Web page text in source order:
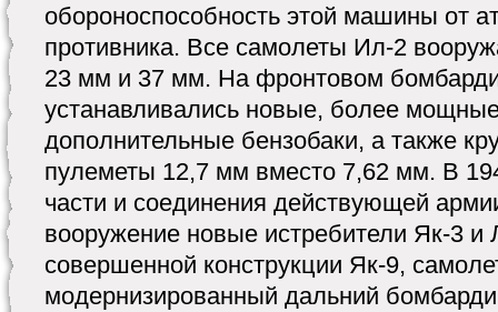
обороноспособность этой машины от
противника. Все самолеты Ил-2
23 мм и 37 мм. На фронтовом
устанавливались новые, более
дополнительные бензобаки, а также
пулеметы 12,7 мм вместо 7,62 мм. В
части и соединения действующей
вооружение новые истребители Як-3 и
совершенной конструкции Як-9,
модернизированный дальний